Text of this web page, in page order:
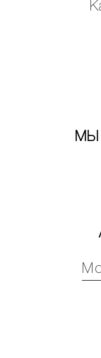
МЫ